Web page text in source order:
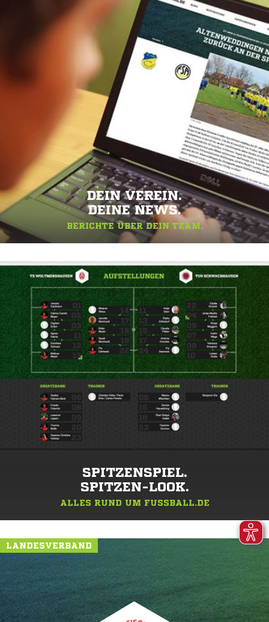
DEIN VEREIN.
DEINE NEWS.
BERICHTE ÜBER DEIN TEAM.
SPITZENSPIEL.
SPITZEN-LOOK.
ALLES RUND UM FUSSBALL.DE
LANDESVERBAND